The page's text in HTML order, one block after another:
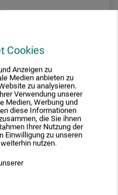
Cookies
Anzeigen zu
Medien anbieten zu
zu analysieren.
Verwendung unserer
Medien, Werbung und
diese Informationen
die Sie ihnen
Ihrer Nutzung der
Einwilligung zu unseren
nutzen.